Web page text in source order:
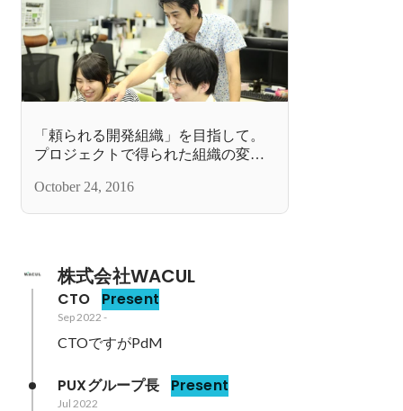
「頼られる開発組織」を目指して。
プロジェクトで得られた組織の変化
October 24, 2016
株式会社WACUL
CTO Present
Sep 2022 -
CTOですがPdM
PUXグループ長 Present
Jul 2022